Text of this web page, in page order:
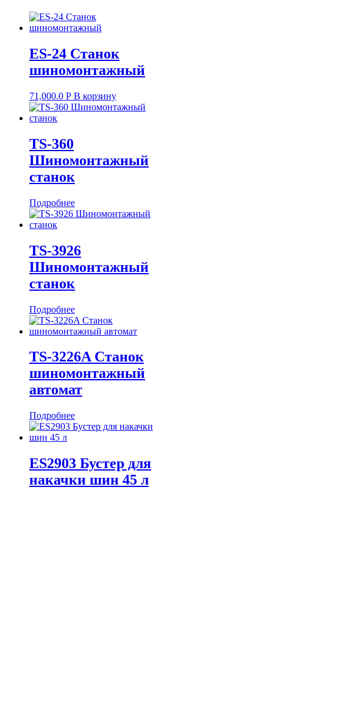
ES-24 Станок
шиномонтажный
71,000.0 Р В корзину
TS-360
Шиномонтажный
станок
Подробнее
TS-3926
Шиномонтажный
станок
Подробнее
TS-3226A Станок
шиномонтажный
автомат
Подробнее
ES2903 Бустер для
накачки шин 45 л